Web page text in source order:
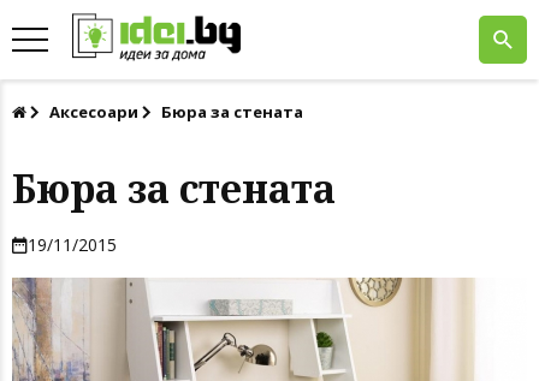
Аксесоари Бюра за стената
Бюра за стената
19/11/2015